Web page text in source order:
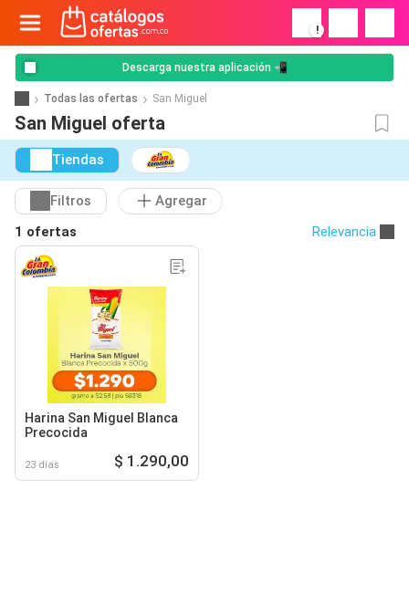
!
Descarga nuestra aplicación 📲
Todas las ofertas San Miguel
San Miguel oferta
Tiendas
Filtros
Agregar
1 ofertas
Relevancia
Harina San Miguel Blanca
Precocida
23 días $ 1.290,00